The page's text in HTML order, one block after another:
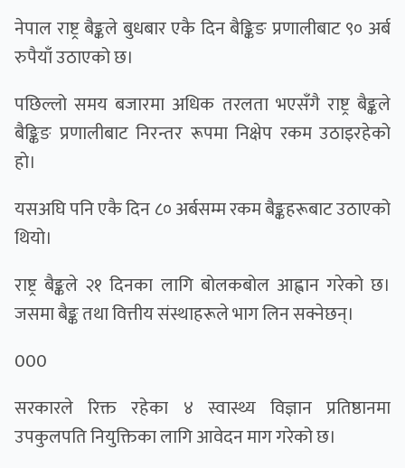
नेपाल राष्ट्र बैङ्कले बुधबार एकै दिन बैङ्किङ प्रणालीबाट ९० अर्ब
रुपैयाँ उठाएको छ।
पछिल्लो समय बजारमा अधिक तरलता भएसँगै राष्ट्र बैङ्कले
बैङ्किङ प्रणालीबाट निरन्तर रूपमा निक्षेप रकम उठाइरहेको
हाे।
यसअघि पनि एकै दिन ८० अर्बसम्म रकम बैङ्कहरूबाट उठाएको
थियो।
राष्ट्र बैङ्कले २१ दिनका लागि बोलकबोल आह्वान गरेको छ।
जसमा बैङ्क तथा वित्तीय संस्थाहरूले भाग लिन सक्नेछन्।
000
सरकारले रिक्त रहेका ४ स्वास्थ्य विज्ञान प्रतिष्ठानमा
उपकुलपति नियुक्तिका लागि आवेदन माग गरेको छ।